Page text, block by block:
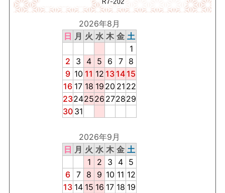
2026年8月
日 月 火 水 木 金 土
1
2
3 4 5 6 7
8
9 10 11 12 13 14 15
16 17 18 19 20 21 22
23242526 272829
30 31
2026年9月
日 月 火 水 木 金 土
1
2 3 4 5
6 7 8 9 10 11 12
13 14 15 16 17 18 19